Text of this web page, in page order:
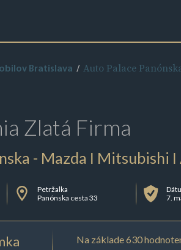
Bratislava Auto Palace
Zlatá Firma
- Mazda ǀ Mitsubishi
Petržalka
Panónska cesta 33
7.
Na základe 630